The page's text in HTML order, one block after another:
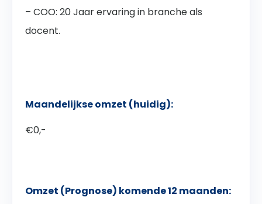
– COO: 20 Jaar ervaring in branche als
docent.
Maandelijkse omzet (huidig):
€0,-
Omzet (Prognose) komende 12 maanden: